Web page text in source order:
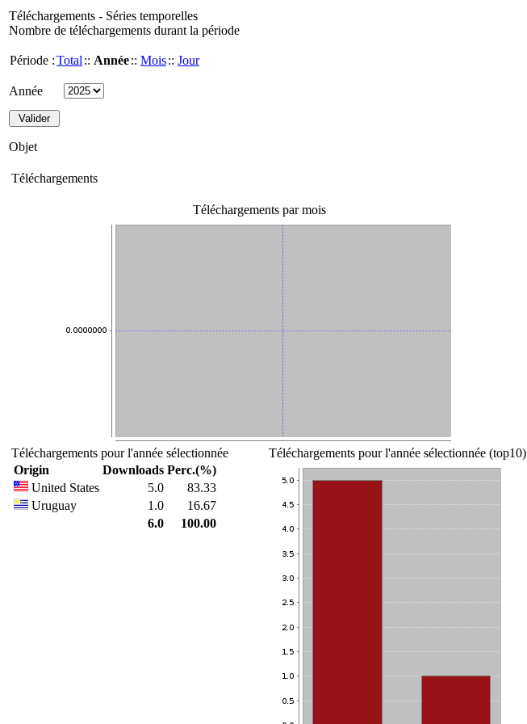
Téléchargements - Séries temporelles
Nombre de téléchargements durant la période
Période :Total :: Année:: Mois:: Jour
Année
Objet
Téléchargements
Téléchargements par mois
Téléchargements pour l'année sélectionnée
Origin
Downloads Perc.(%)
United States
5.0
83.33
Uruguay
1.0
16.67
6.0
100.00
Téléchargements pour l'année sélectionnée (top10)